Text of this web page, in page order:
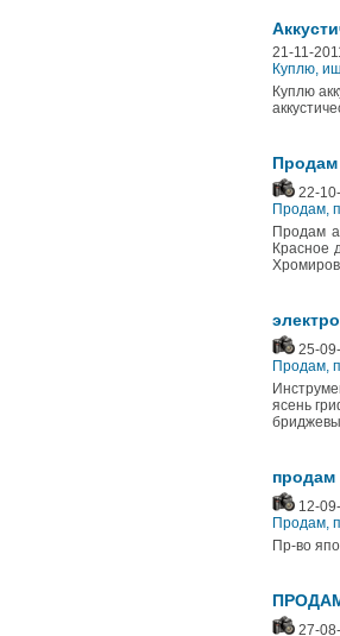
21-11-
Куплю,
Куплю
Продам
22-
Продам,
Продам
Красное
25-
Продам,
ясень
продам
12-
Продам,
Пр-во
27-